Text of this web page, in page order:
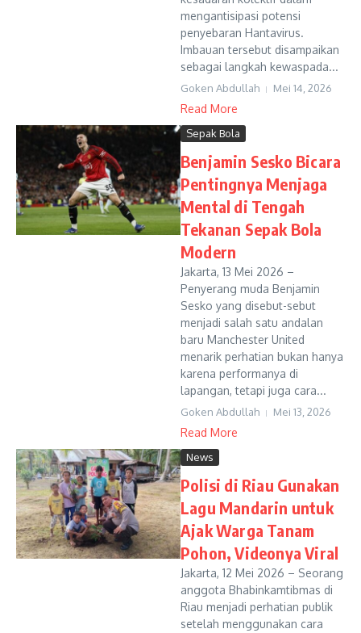
mengantisipasi potensi
penyebaran Hantavirus.
Imbauan tersebut disampaikan
sebagai langkah kewaspada...
Goken Abdullah Mei 14, 2026
Read More
Sepak Bola
Benjamin Sesko Bicara
Pentingnya Menjaga
Mental di Tengah
Tekanan Sepak Bola
Modern
Jakarta, 13 Mei 2026 –
Penyerang muda Benjamin
Sesko yang disebut-sebut
menjadi salah satu andalan
baru Manchester United
menarik perhatian bukan hanya
karena performanya di
lapangan, tetapi juga cara...
Goken Abdullah Mei 13, 2026
Read More
News
Polisi di Riau Gunakan
Lagu Mandarin untuk
Ajak Warga Tanam
Pohon, Videonya Viral
Jakarta, 12 Mei 2026 – Seorang
anggota Bhabinkamtibmas di
Riau menjadi perhatian publik
setelah menggunakan cara